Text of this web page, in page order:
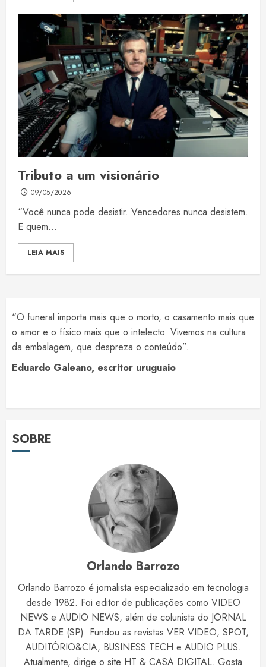
Tributo a um visionário
09/05/2026
“Você nunca pode desistir. Vencedores nunca desistem.
E quem...
LEIA MAIS
“O funeral importa mais que o morto, o casamento mais que
o amor e o físico mais que o intelecto. Vivemos na cultura
da embalagem, que despreza o conteúdo”.
Eduardo Galeano, escritor uruguaio
SOBRE
Orlando Barrozo
Orlando Barrozo é jornalista especializado em tecnologia
desde 1982. Foi editor de publicações como VIDEO
NEWS e AUDIO NEWS, além de colunista do JORNAL
DA TARDE (SP). Fundou as revistas VER VIDEO, SPOT,
AUDITÓRIO&CIA, BUSINESS TECH e AUDIO PLUS.
Atualmente, dirige o site HT & CASA DIGITAL. Gosta